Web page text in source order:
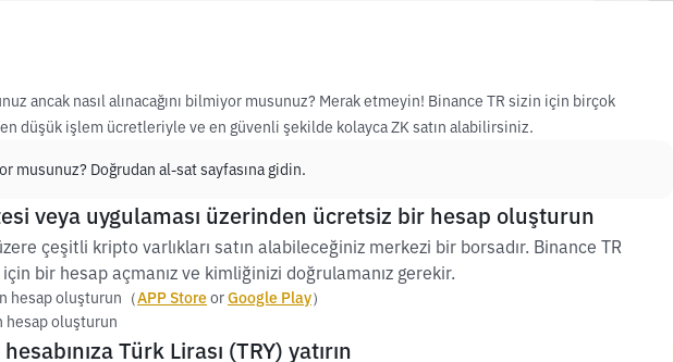
ancak nasıl alınacağını bilmiyor musunuz? Merak etmeyin! Binance TR sizin için birçok
düşük işlem ücretleriyle ve en güvenli şekilde kolayca ZK satın alabilirsiniz.
musunuz? Doğrudan al-sat sayfasına gidin.
veya uygulaması üzerinden ücretsiz bir hesap oluşturun
çeşitli kripto varlıkları satın alabileceğiniz merkezi bir borsadır. Binance TR
bir hesap açmanız ve kimliğinizi doğrulamanız gerekir.
hesap oluşturun（APP StoreorGoogle Play）
hesap oluşturun
Türk Lirası (TRY) yatırın